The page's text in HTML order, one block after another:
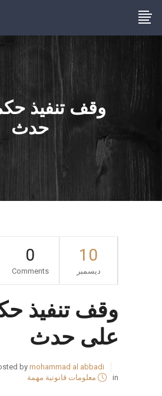
وقف تنفيذ
حدث
10
ديسمبر
0
Comments
وقف تنفيذ
على حدث
bymohammad al abbadi
in
معلومات قانونية مهمة